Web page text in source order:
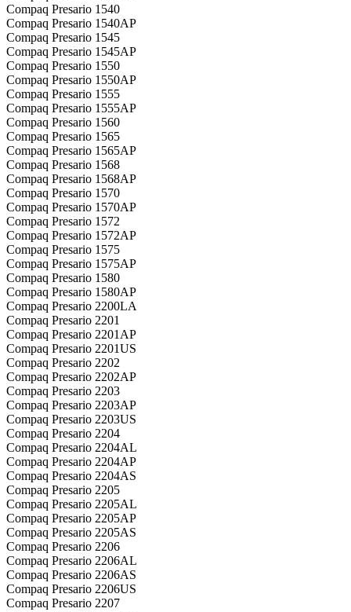
Compaq Presario 1540
Compaq Presario 1540AP
Compaq Presario 1545
Compaq Presario 1545AP
Compaq Presario 1550
Compaq Presario 1550AP
Compaq Presario 1555
Compaq Presario 1555AP
Compaq Presario 1560
Compaq Presario 1565
Compaq Presario 1565AP
Compaq Presario 1568
Compaq Presario 1568AP
Compaq Presario 1570
Compaq Presario 1570AP
Compaq Presario 1572
Compaq Presario 1572AP
Compaq Presario 1575
Compaq Presario 1575AP
Compaq Presario 1580
Compaq Presario 1580AP
Compaq Presario 2200LA
Compaq Presario 2201
Compaq Presario 2201AP
Compaq Presario 2201US
Compaq Presario 2202
Compaq Presario 2202AP
Compaq Presario 2203
Compaq Presario 2203AP
Compaq Presario 2203US
Compaq Presario 2204
Compaq Presario 2204AL
Compaq Presario 2204AP
Compaq Presario 2204AS
Compaq Presario 2205
Compaq Presario 2205AL
Compaq Presario 2205AP
Compaq Presario 2205AS
Compaq Presario 2206
Compaq Presario 2206AL
Compaq Presario 2206AS
Compaq Presario 2206US
Compaq Presario 2207